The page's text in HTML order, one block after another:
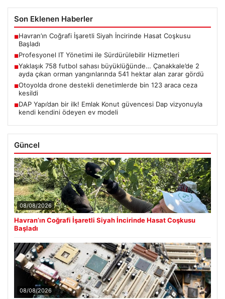
Son Eklenen Haberler
■Havran’ın Coğrafi İşaretli Siyah İncirinde Hasat Coşkusu
Başladı
■Profesyonel IT Yönetimi ile Sürdürülebilir Hizmetleri
■Yaklaşık 758 futbol sahası büyüklüğünde… Çanakkale’de 2
ayda çıkan orman yangınlarında 541 hektar alan zarar gördü
■Otoyolda drone destekli denetimlerde bin 123 araca ceza
kesildi
■DAP Yapı’dan bir ilk! Emlak Konut güvencesi Dap vizyonuyla
kendi kendini ödeyen ev modeli
Güncel
08/08/2026
Havran’ın Coğrafi İşaretli Siyah İncirinde Hasat Coşkusu
Başladı
08/08/2026